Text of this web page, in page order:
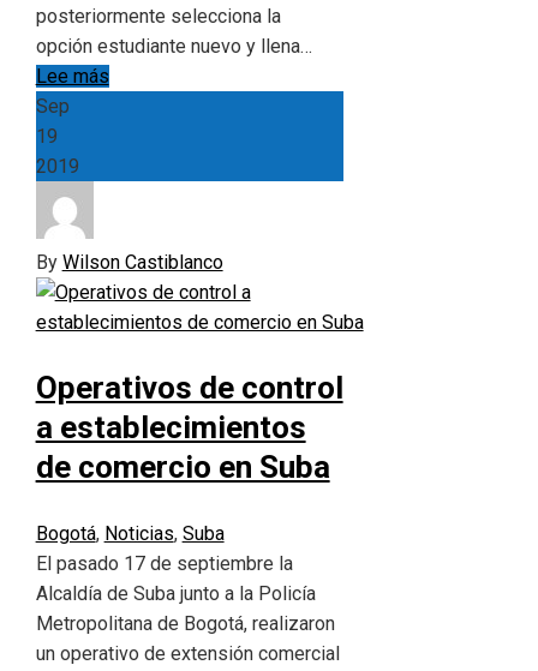
posteriormente selecciona la
opción estudiante nuevo y llena…
Lee más
Sep
19
2019
By Wilson Castiblanco
Operativos de control
a establecimientos
de comercio en Suba
Bogotá, Noticias, Suba
El pasado 17 de septiembre la
Alcaldía de Suba junto a la Policía
Metropolitana de Bogotá, realizaron
un operativo de extensión comercial